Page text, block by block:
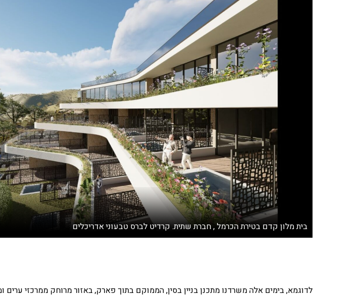
בית מלון קדם בטירת הכרמל , חברת שתית. קרדיט לברס טבעוני אדריכלים
לדוגמא, בימים אלה משרדנו מתכנן בניין בסין, הממוקם בתוך פארק, באזור מרוחק ממרכזי ערים